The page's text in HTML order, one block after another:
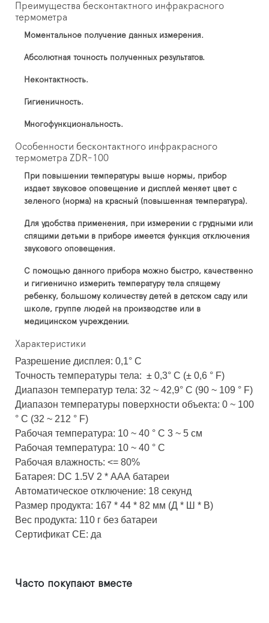
Преимущества бесконтактного инфракрасного
термометра
Моментальное получение данных измерения.
Абсолютная точность полученных результатов.
Неконтактность.
Гигиеничность.
Многофункциональность.
Особенности бесконтактного инфракрасного
термометра ZDR-100
При повышении температуры выше нормы, прибор
издает звуковое оповещение и дисплей меняет цвет с
зеленого (норма) на красный (повышенная температура).
Для удобства применения, при измерении с грудными или
спящими детьми в приборе имеется функция отключения
звукового оповещения.
С помощью данного прибора можно быстро, качественно
и гигиенично измерить температуру тела спящему
ребенку, большому количеству детей в детском саду или
школе, группе людей на производстве или в
медицинском учреждении.
Характеристики
Разрешение дисплея: 0,1° C
Точность температуры тела: ± 0,3° C (± 0,6 ° F)
Диапазон температур тела: 32 ~ 42,9° C (90 ~ 109 ° F)
Диапазон температуры поверхности объекта: 0 ~ 100
° C (32 ~ 212 ° F)
Рабочая температура: 10 ~ 40 ° C 3 ~ 5 см
Рабочая температура: 10 ~ 40 ° C
Рабочая влажность: <= 80%
Батарея: DC 1.5V 2 * ААА батареи
Автоматическое отключение: 18 секунд
Размер продукта: 167 * 44 * 82 мм (Д * Ш * В)
Вес продукта: 110 г без батареи
Сертификат CE: да
Часто покупают вместе